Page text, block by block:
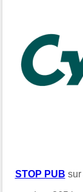
STOP PUB sur